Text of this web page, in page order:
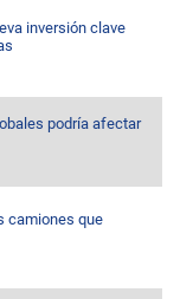
inversión clave
podría afectar
camiones que